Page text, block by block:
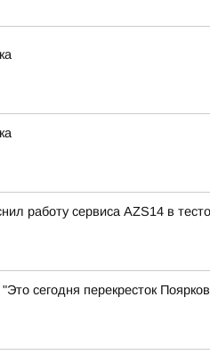
работу сервиса AZS14 в
сегодня перекресток